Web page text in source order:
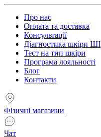
Про нас
Оплата та доставка
Консультації
Діагностика шкіри ШІ
Тест на тип шкіри
Програма лояльності
Блог
Контакти
Фізичні магазини
Чат